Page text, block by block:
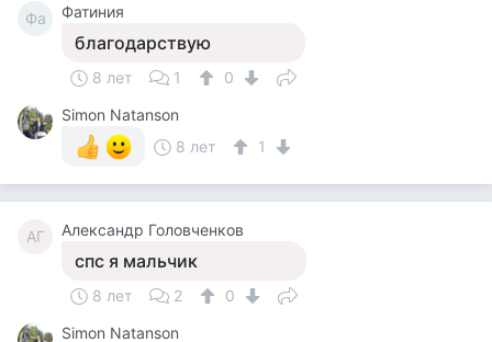
Фа Фатиния
благодарствую
8 лет 1
0
Simon Natanson
8 лет
1
АГ Александр Головченков
спс я мальчик
8 лет 2
0
Simon Natanson